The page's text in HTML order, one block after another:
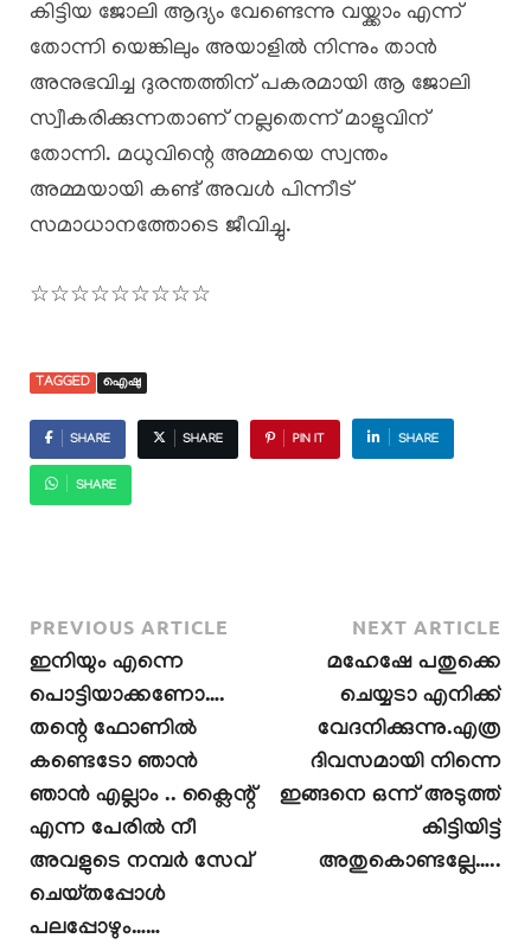
കിട്ടിയ ജോലി ആദ്യം വേണ്ടെന്നു വയ്ക്കാം എന്ന്
തോന്നി യെങ്കിലും അയാളിൽ നിന്നും താൻ
അനുഭവിച്ച ദുരന്തത്തിന് പകരമായി ആ ജോലി
സ്വീകരിക്കുന്നതാണ് നല്ലതെന്ന് മാളുവിന്
തോന്നി. മധുവിന്റെ അമ്മയെ സ്വന്തം
അമ്മയായി കണ്ട് അവൾ പിന്നീട്
സമാധാനത്തോടെ ജീവിച്ചു.
☆☆☆☆☆☆☆☆☆
TAGGED ഐഷു
SHARE SHARE PIN IT SHARE
SHARE
PREVIOUS ARTICLE
ഇനിയും എന്നെ
പൊട്ടിയാക്കണോ….
തന്റെ ഫോണിൽ
കണ്ടെടോ ഞാൻ
ഞാൻ എല്ലാം .. ക്ലൈന്റ്
എന്ന പേരിൽ നീ
അവളുടെ നമ്പർ സേവ്
ചെയ്തപ്പോൾ
പലപ്പോഴും……
NEXT ARTICLE
മഹേഷേ പതുക്കെ
ചെയ്യടാ എനിക്ക്
വേദനിക്കുന്നു.എത്ര
ദിവസമായി നിന്നെ
ഇങ്ങനെ ഒന്ന് അടുത്ത്
കിട്ടിയിട്ട്
അതുകൊണ്ടല്ലേ…..